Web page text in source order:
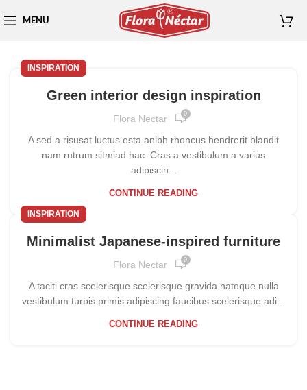
MENU
INSPIRATION
Green interior design inspiration
Flora Nectar 0
A sed a risusat luctus esta anibh rhoncus hendrerit blandit
nam rutrum sitmiad hac. Cras a vestibulum a varius
adipiscin...
CONTINUE READING
INSPIRATION
Minimalist Japanese-inspired furniture
Flora Nectar 0
A taciti cras scelerisque scelerisque gravida natoque nulla
vestibulum turpis primis adipiscing faucibus scelerisque adi...
CONTINUE READING